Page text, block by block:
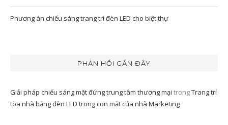
Phương án chiếu sáng trang trí đèn LED cho biệt thự
PHẢN HỒI GẦN ĐÂY
Giải pháp chiếu sáng mặt đứng trung tâm thương mại trongTrang trí
tòa nhà bằng đèn LED trong con mắt của nhà Marketing